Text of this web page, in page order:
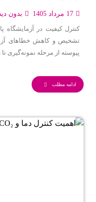
17 مرداد 1405
بدون
کنترل کیفیت در آزمایشگاه
تشخیص و کاهش خطاهای
پیوسته از مرحله نمونه‌گیری تا
ادامه مطلب